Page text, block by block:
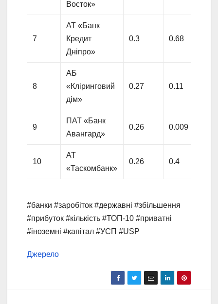
Восток»
7
АТ «Банк
Кредит
Дніпро»
0.3 0.68
8
АБ
«Кліринговий
дім»
0.27 0.11
9
ПАТ «Банк
Авангард»
0.26 0.009
10
АТ
«Таскомбанк»
0.26 0.4
#банки #заробіток #державні #збільшення
#прибуток #кількість #ТОП-10 #приватні
#іноземні #капітал #УСП #USP
Джерело